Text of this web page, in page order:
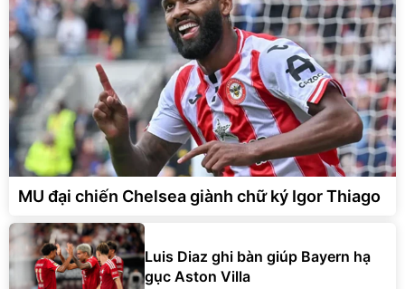
MU đại chiến Chelsea giành chữ ký Igor Thiago
Luis Diaz ghi bàn giúp Bayern hạ
gục Aston Villa